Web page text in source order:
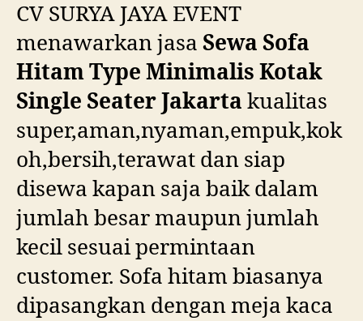
CV SURYA JAYA EVENT
menawarkan jasa Sewa Sofa
Hitam Type Minimalis Kotak
Single Seater Jakarta kualitas
super,aman,nyaman,empuk,kok
oh,bersih,terawat dan siap
disewa kapan saja baik dalam
jumlah besar maupun jumlah
kecil sesuai permintaan
customer. Sofa hitam biasanya
dipasangkan dengan meja kaca